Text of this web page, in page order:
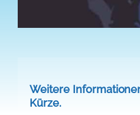
Ganztag
Weitere
Kürze.